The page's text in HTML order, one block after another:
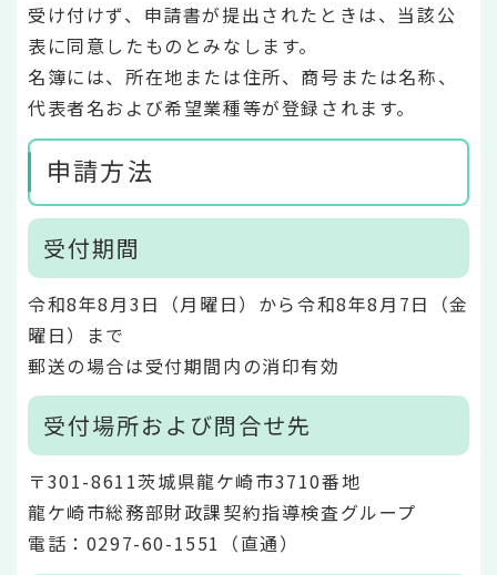
受け付けず、申請書が提出されたときは、当該公
表に同意したものとみなします。
名簿には、所在地または住所、商号または名称、
代表者名および希望業種等が登録されます。
申請方法
受付期間
令和8年8月3日（月曜日）から令和8年8月7日（金
曜日）まで
郵送の場合は受付期間内の消印有効
受付場所および問合せ先
〒301-8611茨城県龍ケ崎市3710番地
龍ケ崎市総務部財政課契約指導検査グループ
電話：0297-60-1551（直通）